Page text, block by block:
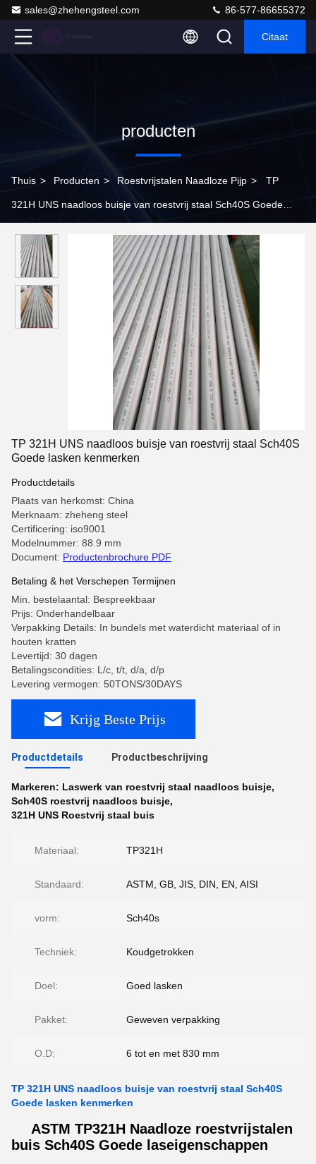
sales@zhehengsteel.com 86-577-86655372
Citaat
producten
Thuis > Producten > Roestvrijstalen Naadloze Pijp > TP
321H UNS naadloos buisje van roestvrij staal Sch40S Goede
TP 321H UNS naadloos buisje van roestvrij staal Sch40S
Goede lasken kenmerken
Productdetails
Plaats van herkomst: China
Merknaam: zheheng steel
Certificering: iso9001
Modelnummer: 88.9 mm
Document: Productenbrochure PDF
Betaling & het Verschepen Termijnen
Min. bestelaantal: Bespreekbaar
Prijs: Onderhandelbaar
Verpakking Details: In bundels met waterdicht materiaal of in
houten kratten
Levertijd: 30 dagen
Betalingscondities: L/c, t/t, d/a, d/p
Levering vermogen: 50TONS/30DAYS
Krijg Beste Prijs
Productdetails Productbeschrijving
Markeren: Laswerk van roestvrij staal naadloos buisje,
Sch40S roestvrij naadloos buisje,
321H UNS Roestvrij staal buis
Materiaal: TP321H
Standaard: ASTM, GB, JIS, DIN, EN, AISI
vorm: Sch40s
Techniek: Koudgetrokken
Doel: Goed lasken
Pakket: Geweven verpakking
O.D: 6 tot en met 830 mm
TP 321H UNS naadloos buisje van roestvrij staal Sch40S
Goede lasken kenmerken
ASTM TP321H Naadloze roestvrijstalen
buis Sch40S Goede laseigenschappen